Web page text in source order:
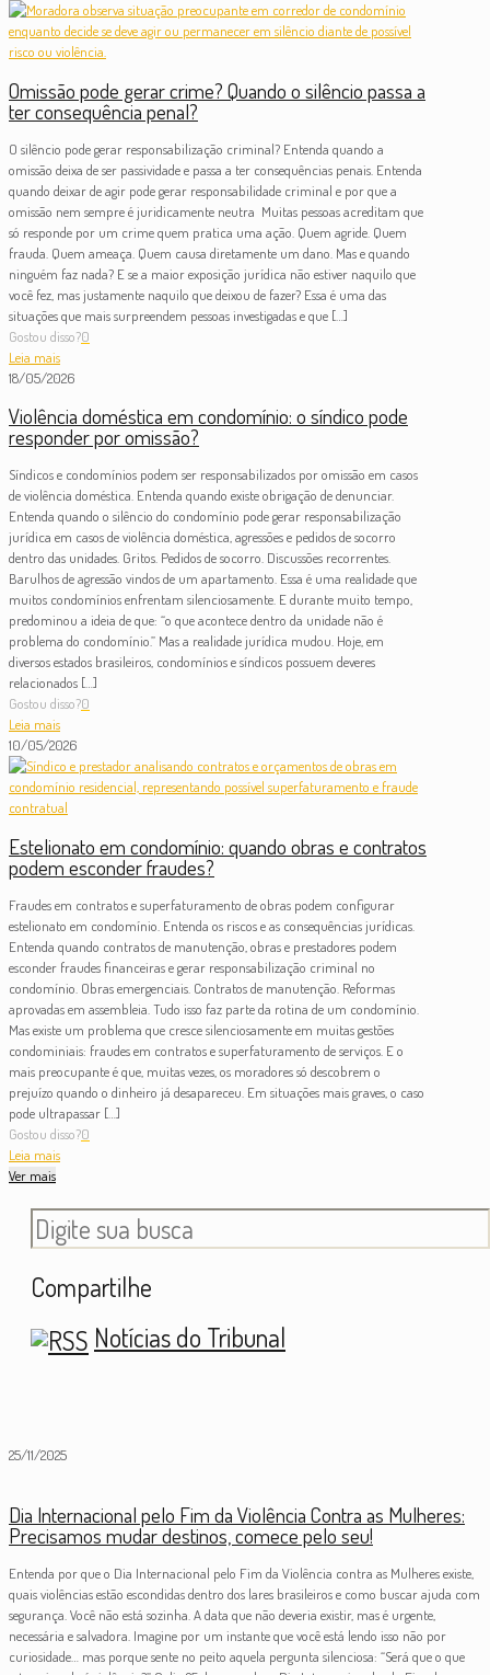
Omissão pode gerar crime? Quando o silêncio passa a
ter consequência penal?
O silêncio pode gerar responsabilização criminal? Entenda quando a
omissão deixa de ser passividade e passa a ter consequências penais. Entenda
quando deixar de agir pode gerar responsabilidade criminal e por que a
omissão nem sempre é juridicamente neutra Muitas pessoas acreditam que
só responde por um crime quem pratica uma ação. Quem agride. Quem
frauda. Quem ameaça. Quem causa diretamente um dano. Mas e quando
ninguém faz nada? E se a maior exposição jurídica não estiver naquilo que
você fez, mas justamente naquilo que deixou de fazer? Essa é uma das
situações que mais surpreendem pessoas investigadas e que […]
Gostou disso?0
Leia mais
18/05/2026
Violência doméstica em condomínio: o síndico pode
responder por omissão?
Síndicos e condomínios podem ser responsabilizados por omissão em casos
de violência doméstica. Entenda quando existe obrigação de denunciar.
Entenda quando o silêncio do condomínio pode gerar responsabilização
jurídica em casos de violência doméstica, agressões e pedidos de socorro
dentro das unidades. Gritos. Pedidos de socorro. Discussões recorrentes.
Barulhos de agressão vindos de um apartamento. Essa é uma realidade que
muitos condomínios enfrentam silenciosamente. E durante muito tempo,
predominou a ideia de que: “o que acontece dentro da unidade não é
problema do condomínio.” Mas a realidade jurídica mudou. Hoje, em
diversos estados brasileiros, condomínios e síndicos possuem deveres
relacionados […]
Gostou disso?0
Leia mais
10/05/2026
Estelionato em condomínio: quando obras e contratos
podem esconder fraudes?
Fraudes em contratos e superfaturamento de obras podem configurar
estelionato em condomínio. Entenda os riscos e as consequências jurídicas.
Entenda quando contratos de manutenção, obras e prestadores podem
esconder fraudes financeiras e gerar responsabilização criminal no
condomínio. Obras emergenciais. Contratos de manutenção. Reformas
aprovadas em assembleia. Tudo isso faz parte da rotina de um condomínio.
Mas existe um problema que cresce silenciosamente em muitas gestões
condominiais: fraudes em contratos e superfaturamento de serviços. E o
mais preocupante é que, muitas vezes, os moradores só descobrem o
prejuízo quando o dinheiro já desapareceu. Em situações mais graves, o caso
pode ultrapassar […]
Gostou disso?0
Leia mais
Ver mais
Compartilhe
Notícias do Tribunal
25/11/2025
Dia Internacional pelo Fim da Violência Contra as Mulheres:
Precisamos mudar destinos, comece pelo seu!
Entenda por que o Dia Internacional pelo Fim da Violência contra as Mulheres existe,
quais violências estão escondidas dentro dos lares brasileiros e como buscar ajuda com
segurança. Você não está sozinha. A data que não deveria existir, mas é urgente,
necessária e salvadora. Imagine por um instante que você está lendo isso não por
curiosidade… mas porque sente no peito aquela pergunta silenciosa: “Será que o que